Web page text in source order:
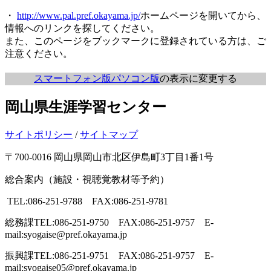
・ http://www.pal.pref.okayama.jp/ホームページを開いてから、
情報へのリンクを探してください。
また、このページをブックマークに登録されている方は、ご
注意ください。
スマートフォン版パソコン版の表示に変更する
岡山県生涯学習センター
サイトポリシー /サイトマップ
〒700-0016 岡山県岡山市北区伊島町3丁目1番1号
総合案内（施設・視聴覚教材等予約）
TEL:086-251-9788 FAX:086-251-9781
総務課TEL:086-251-9750 FAX:086-251-9757 E-
mail:syogaise@pref.okayama.jp
振興課TEL:086-251-9751 FAX:086-251-9757 E-
mail:syogaise05@pref.okayama.jp